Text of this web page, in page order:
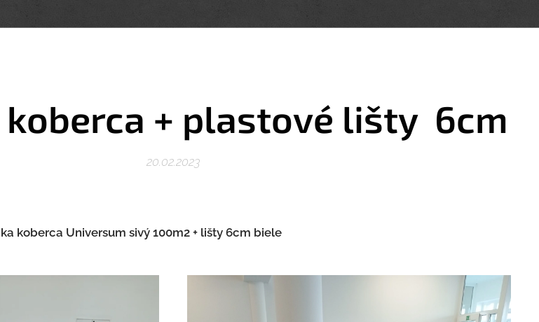
koberca + plastové lišty 6cm
20.02.2023
koberca Universum sivý 100m2 + lišty 6cm biele